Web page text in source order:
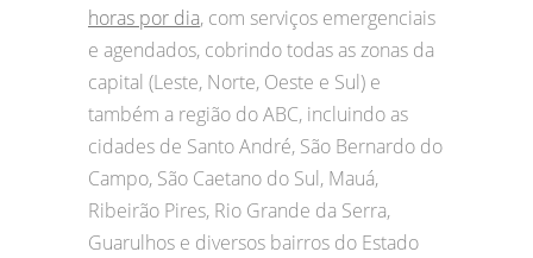
horas por dia, com serviços emergenciais
e agendados, cobrindo todas as zonas da
capital (Leste, Norte, Oeste e Sul) e
também a região do ABC, incluindo as
cidades de Santo André, São Bernardo do
Campo, São Caetano do Sul, Mauá,
Ribeirão Pires, Rio Grande da Serra,
Guarulhos e diversos bairros do Estado